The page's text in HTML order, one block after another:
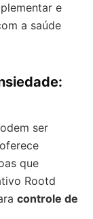
e
a saúde
ser
oferece
que
Rootd
controle de